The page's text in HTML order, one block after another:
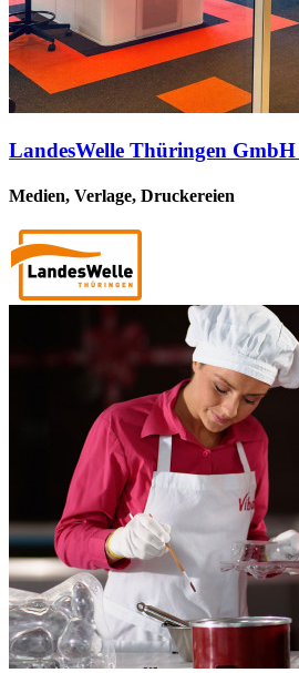
LandesWelle Thüringen
Medien, Verlage, Druckereien